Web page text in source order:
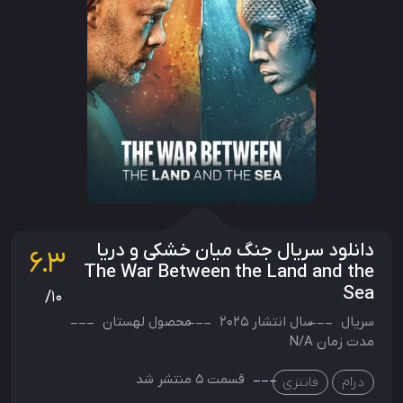
دانلود سریال جنگ میان خشکی و دریا
The War Between the Land and the
Sea
6.3
/10
سریال سال انتشار 2025 محصول لهستان
مدت زمان N/A
درام فانتزی قسمت 5 منتشر شد